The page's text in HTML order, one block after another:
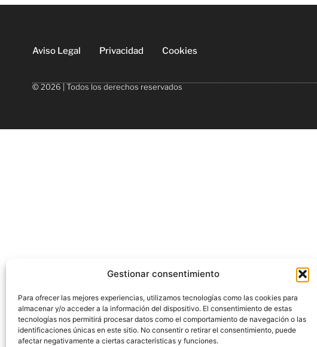
Gestionar consentimiento
Para ofrecer las mejores experiencias, utilizamos tecnologías como las cookies para
almacenar y/o acceder a la información del dispositivo. El consentimiento de estas
tecnologías nos permitirá procesar datos como el comportamiento de navegación o las
identificaciones únicas en este sitio. No consentir o retirar el consentimiento, puede
afectar negativamente a ciertas características y funciones.
Aviso Legal Privacidad Cookies
© 2026 | Todos los derechos reservados